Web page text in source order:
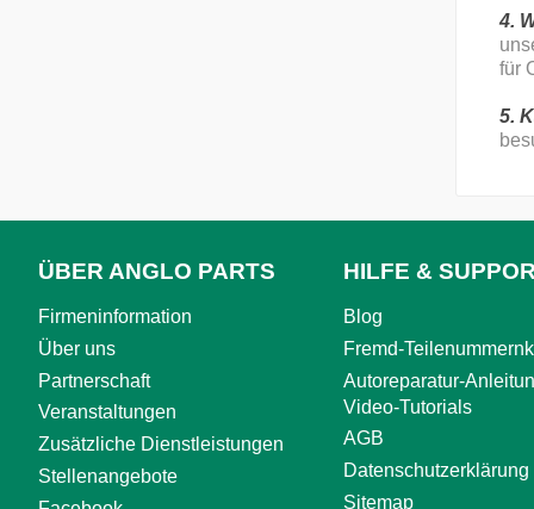
4.
für
5.
ÜBER ANGLO PARTS
Firmeninformation
Über uns
Partnerschaft
Veranstaltungen
Zusätzliche Dienstleistungen
Stellenangebote
HILFE &
Blog
Fremd-
Autoreparatur-
Video-Tutorials
AGB
Datenschutzerklärung
Sitemap